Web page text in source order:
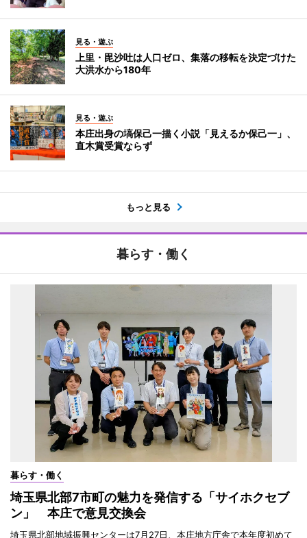
見る・遊ぶ
上里・毘沙吐は人口ゼロ、集落の移転を決定づけた
大洪水から180年
見る・遊ぶ
本庄出身の塙保己一描く小説「見えるか保己一」、
直木賞受賞ならず
もっと見る
暮らす・働く
暮らす・働く
埼玉県北部7市町の魅力を発信する「サイホクセブ
ン」 本庄で意見交換会
埼玉県北部地域振興センターは7月27日、本庄地方庁舎で本年度初めて